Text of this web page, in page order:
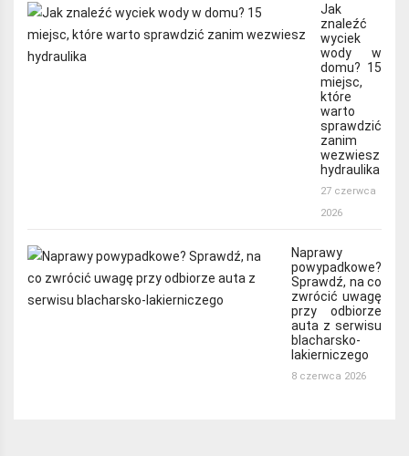
Jak
znaleźć
wyciek
wody w
domu? 15
miejsc,
które
warto
sprawdzić
zanim
wezwiesz
hydraulika
27 czerwca
2026
Naprawy
powypadkowe?
Sprawdź, na co
zwrócić uwagę
przy odbiorze
auta z serwisu
blacharsko-
lakierniczego
8 czerwca 2026